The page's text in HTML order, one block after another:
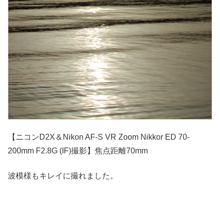
【ニコンD2X＆Nikon AF-S VR Zoom Nikkor ED 70-
200mm F2.8G (IF)撮影】焦点距離70mm
波模様もキレイに撮れました。